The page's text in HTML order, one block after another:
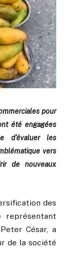
pour
été engagées
d’évaluer les
vers
de nouveaux
des
représentant
César, a
de la société